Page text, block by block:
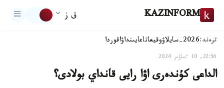
KAZINFORM ق ز
ترەند:2026-سايلاۋ وقيعاتاعايىنداۋاقوردا
22:56, 10 ءساۋىر 2024
الداعى كۇندەرى اۋا رايى قانداي بولادى؟